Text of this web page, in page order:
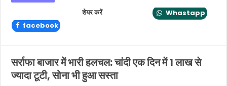
शेयर करें
Whastapp
facebook
सर्राफा बाजार में भारी हलचल: चांदी एक दिन में 1 लाख से
ज्यादा टूटी, सोना भी हुआ सस्ता